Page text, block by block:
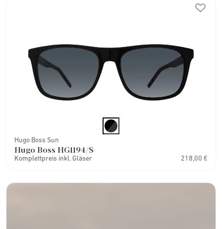
Hugo Boss Sun
Hugo Boss HG1194/S
Komplettpreis inkl. Gläser 218,00 €